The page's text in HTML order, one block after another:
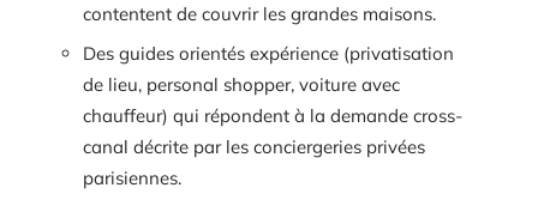
contentent de couvrir les grandes maisons.
Des guides orientés expérience (privatisation
de lieu, personal shopper, voiture avec
chauffeur) qui répondent à la demande cross-
canal décrite par les conciergeries privées
parisiennes.